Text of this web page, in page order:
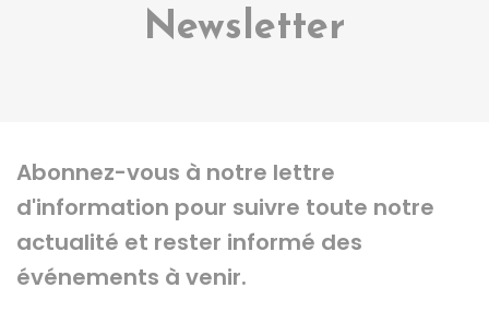
Newsletter
Abonnez-vous à notre lettre
d'information pour suivre toute notre
actualité et rester informé des
événements à venir.